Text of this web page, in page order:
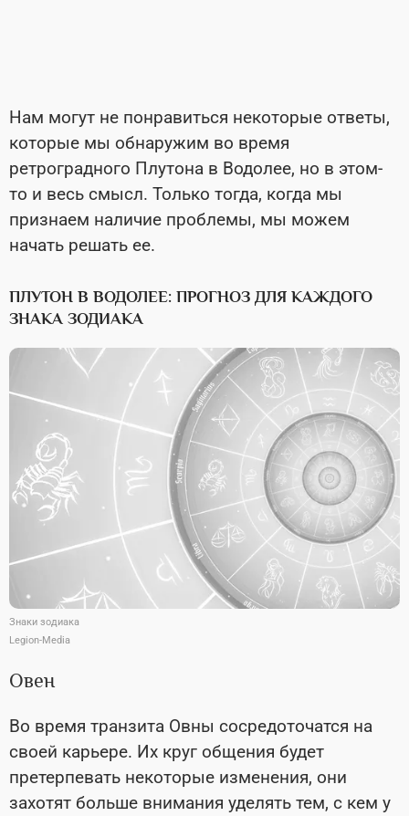
Нам могут не понравиться некоторые ответы,
которые мы обнаружим во время
ретроградного Плутона в Водолее, но в этом-
то и весь смысл. Только тогда, когда мы
признаем наличие проблемы, мы можем
начать решать ее.
ПЛУТОН В ВОДОЛЕЕ: ПРОГНОЗ ДЛЯ КАЖДОГО
ЗНАКА ЗОДИАКА
Знаки зодиака
Legion-Media
Овен
Во время транзита Овны сосредоточатся на
своей карьере. Их круг общения будет
претерпевать некоторые изменения, они
захотят больше внимания уделять тем, с кем у